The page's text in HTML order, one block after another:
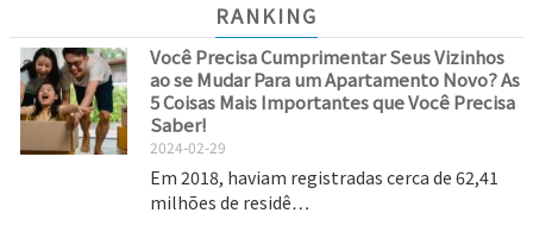
RANKING
Você Precisa Cumprimentar Seus Vizinhos
ao se Mudar Para um Apartamento Novo? As
5 Coisas Mais Importantes que Você Precisa
Saber!
2024-02-29
Em 2018, haviam registradas cerca de 62,41
milhões de residê…